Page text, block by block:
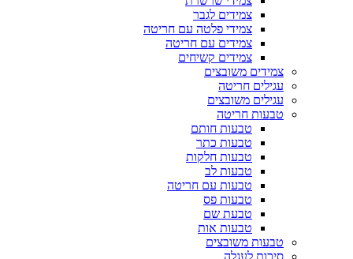
צמידים לגבר
צמידי פלטה עם חריטה
צמידים עם חריטה
צמידים קשיחים
צמידים משובצים
עגילים חריטה
עגילים משובצים
טבעות חריטה
טבעות חותם
טבעות כתר
טבעות חלקות
טבעות לב
טבעות עם חריטה
טבעות פס
טבעת שם
טבעות אות
טבעות משובצים
סיכות לעגלה